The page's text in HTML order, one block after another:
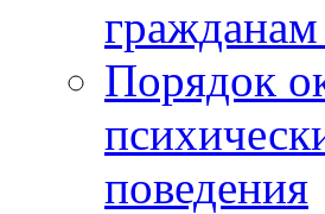
Порядок
поведения